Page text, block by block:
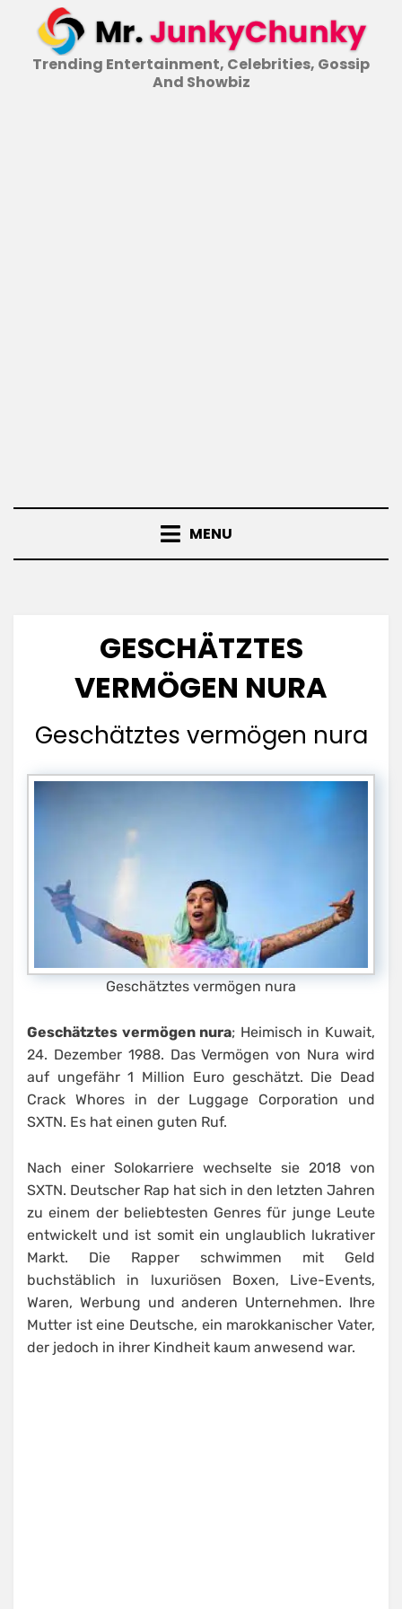
contentTrending Entertainment, Celebrities, Gossip
And Showbiz
MENU
GESCHÄTZTES
VERMÖGEN NURA
Geschätztes vermögen nura
Geschätztes vermögen nura
Geschätztes vermögen nura; Heimisch in Kuwait,
24. Dezember 1988. Das Vermögen von Nura wird
auf ungefähr 1 Million Euro geschätzt. Die Dead
Crack Whores in der Luggage Corporation und
SXTN. Es hat einen guten Ruf.
Nach einer Solokarriere wechselte sie 2018 von
SXTN. Deutscher Rap hat sich in den letzten Jahren
zu einem der beliebtesten Genres für junge Leute
entwickelt und ist somit ein unglaublich lukrativer
Markt. Die Rapper schwimmen mit Geld
buchstäblich in luxuriösen Boxen, Live-Events,
Waren, Werbung und anderen Unternehmen. Ihre
Mutter ist eine Deutsche, ein marokkanischer Vater,
der jedoch in ihrer Kindheit kaum anwesend war.